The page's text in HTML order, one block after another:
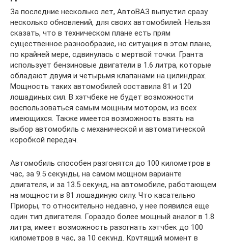
За последние несколько лет, АвтоВАЗ выпустил сразу
несколько обновлений, для своих автомобилей. Нельзя
сказать, что в техническом плане есть прям
существенное разнообразие, но ситуация в этом плане,
по крайней мере, сдвинулась с мертвой точки. Гранта
использует бензиновые двигатели в 1.6 литра, которые
обладают двумя и четырьмя клапанами на цилиндрах.
Мощность таких автомобилей составила 81 и 120
лошадиных сил. В хэтчбеке не будет возможности
воспользоваться самым мощным мотором, из всех
имеющихся. Также имеется возможность взять на
выбор автомобиль с механической и автоматической
коробкой передач.
Автомобиль способен разгонятся до 100 километров в
час, за 9.5 секунды, на самом мощном варианте
двигателя, и за 13.5 секунд, на автомобиле, работающем
на мощности в 81 лошадиную силу. Что касательно
Приоры, то относительно недавно, у нее появился еще
один тип двигателя. Гораздо более мощный аналог в 1.8
литра, имеет возможность разогнать хэтчбек до 100
километров в час, за 10 секунд. Крутящий момент в